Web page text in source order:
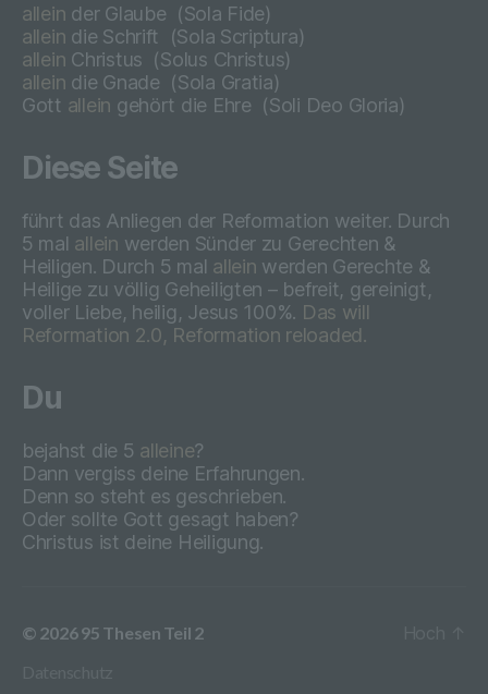
allein der Glaube (Sola Fide)
allein die Schrift
(Sola Scriptura)
allein Christus (Solus Christus)
allein die Gnade (Sola Gratia)
Gott allein gehört die Ehre (Soli Deo Gloria)
Diese Seite
führt das Anliegen der Reformation weiter. Durch
5 mal allein werden Sünder zu Gerechten &
Heiligen. Durch 5 mal allein werden Gerechte &
Heilige zu völlig Geheiligten – befreit, gereinigt,
voller Liebe, heilig, Jesus 100%. Das will
Reformation 2.0, Reformation reloaded.
Du
bejahst die 5 alleine?
Dann vergiss deine Erfahrungen.
Denn so steht es geschrieben.
Oder sollte Gott gesagt haben?
Christus ist deine Heiligung.
© 202695 Thesen Teil 2
Verarbeitung durch das Unionsrecht oder
das Recht der Mitgliedstaaten
vorgegeben, so kann der Verantwortliche
beziehungsweise können die bestimmten
Kriterien seiner Benennung nach dem
Mitgliedstaaten vorgesehen werden.
h) Auftragsverarbeiter
Auftragsverarbeiter ist eine natürliche oder
juristische Person, Behörde, Einrichtung
oder andere Stelle, die personenbezogene
i) Empfänger
Empfänger ist eine natürliche oder
juristische Person, Behörde, Einrichtung
werden, unabhängig davon, ob es sich bei